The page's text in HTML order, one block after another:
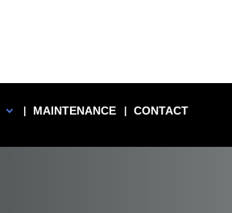
MAINTENANCE
CONTACT